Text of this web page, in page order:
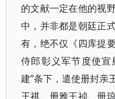
的文献一定在他的视
中，并非都是朝廷正
有，绝不仅《四库提
侍郎彰义军节度使宣
建”条下，遣使册封亲
王祺、册雅王祯、册